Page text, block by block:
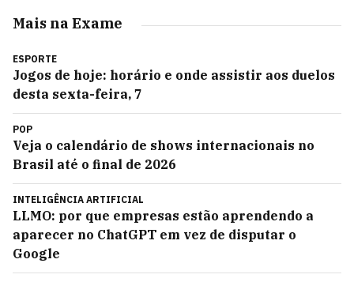
Mais na Exame
ESPORTE
Jogos de hoje: horário e onde assistir aos duelos
desta sexta-feira, 7
POP
Veja o calendário de shows internacionais no
Brasil até o final de 2026
INTELIGÊNCIA ARTIFICIAL
LLMO: por que empresas estão aprendendo a
aparecer no ChatGPT em vez de disputar o
Google